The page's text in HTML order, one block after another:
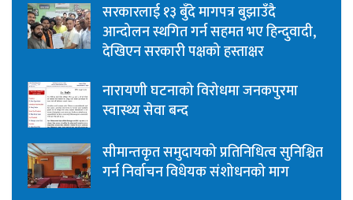
सरकारलाई १३ बुँदे मागपत्र बुझाउँदै
आन्दोलन स्थगित गर्न सहमत भए हिन्दुवादी,
देखिएन सरकारी पक्षको हस्ताक्षर
नारायणी घटनाको विरोधमा जनकपुरमा
स्वास्थ्य सेवा बन्द
सीमान्तकृत समुदायको प्रतिनिधित्व सुनिश्चित
गर्न निर्वाचन विधेयक संशोधनको माग